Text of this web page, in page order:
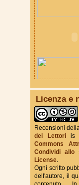
True Fantasy
Licenza e
Recensioni
dei Lettoriis
Commons
Condividi allo
License.
Ogni scritto
dell'autore, il